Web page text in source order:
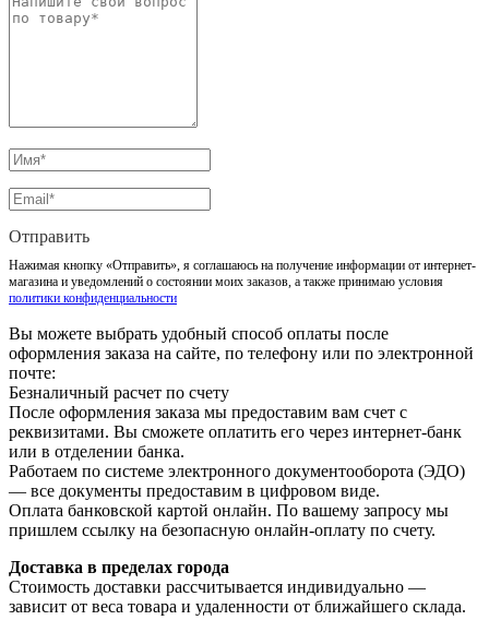
Отправить
Нажимая кнопку «Отправить», я соглашаюсь на получение информации от интернет-
магазина и уведомлений о состоянии моих заказов, а также принимаю условия
политики конфиденциальности
Вы можете выбрать удобный способ оплаты после
оформления заказа на сайте, по телефону или по электронной
почте:
Безналичный расчет по счету
После оформления заказа мы предоставим вам счет с
реквизитами. Вы сможете оплатить его через интернет-банк
или в отделении банка.
Работаем по системе электронного документооборота (ЭДО)
— все документы предоставим в цифровом виде.
Оплата банковской картой онлайн. По вашему запросу мы
пришлем ссылку на безопасную онлайн-оплату по счету.
Доставка в пределах города
Стоимость доставки рассчитывается индивидуально —
зависит от веса товара и удаленности от ближайшего склада.